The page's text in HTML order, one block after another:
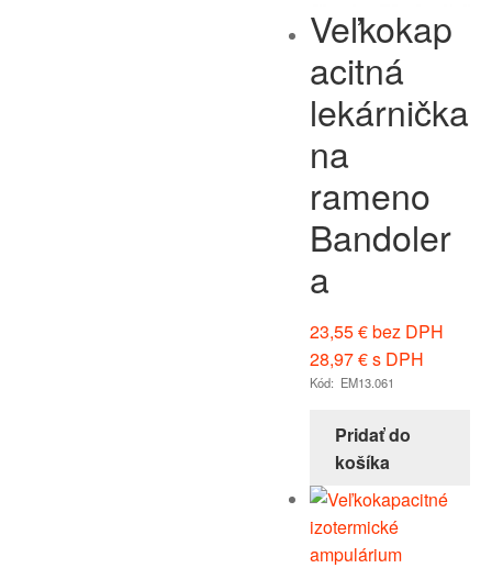
Veľkokap
acitná
lekárnička
na
rameno
Bandoler
a
23,55€bez DPH
28,97€s DPH
Kód: EM13.061
Pridať do
košíka